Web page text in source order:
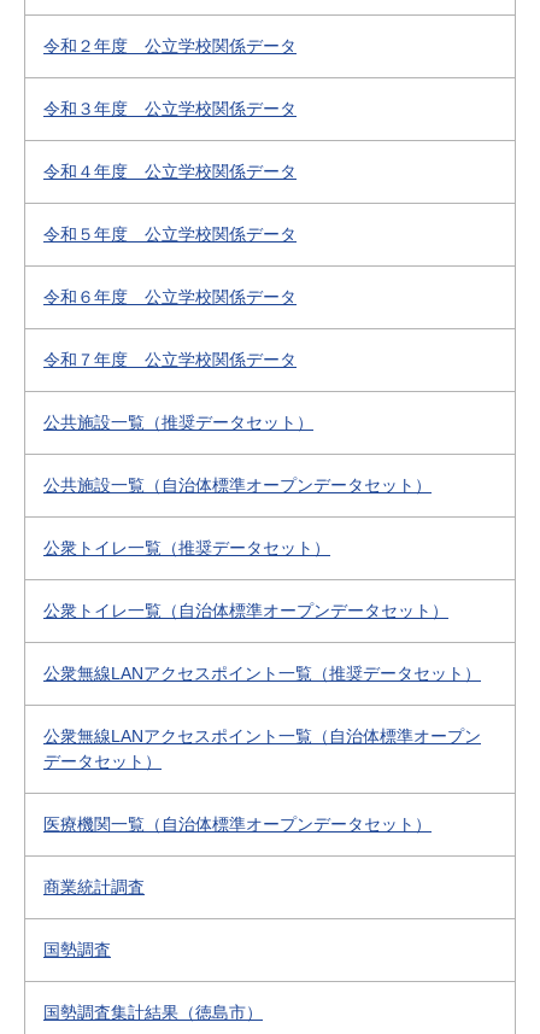
令和２年度 公立学校関係データ
令和３年度 公立学校関係データ
令和４年度 公立学校関係データ
令和５年度 公立学校関係データ
令和６年度 公立学校関係データ
令和７年度 公立学校関係データ
公共施設一覧（推奨データセット）
公共施設一覧（自治体標準オープンデータセット）
公衆トイレ一覧（推奨データセット）
公衆トイレ一覧（自治体標準オープンデータセット）
公衆無線LANアクセスポイント一覧（推奨データセット）
公衆無線LANアクセスポイント一覧（自治体標準オープン
データセット）
医療機関一覧（自治体標準オープンデータセット）
商業統計調査
国勢調査
国勢調査集計結果（徳島市）